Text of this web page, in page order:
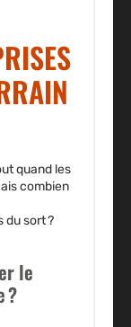
quand les
combien
du sort ?
le
?